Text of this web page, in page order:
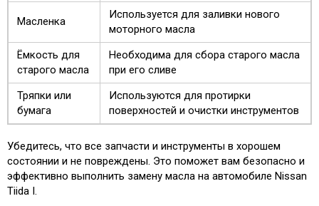
Масленка
Используется для заливки нового
моторного масла
Ёмкость для
старого масла
Необходима для сбора старого масла
при его сливе
Тряпки или
бумага
Используются для протирки
поверхностей и очистки инструментов
Убедитесь, что все запчасти и инструменты в хорошем
состоянии и не повреждены. Это поможет вам безопасно и
эффективно выполнить замену масла на автомобиле Nissan
Tiida I.